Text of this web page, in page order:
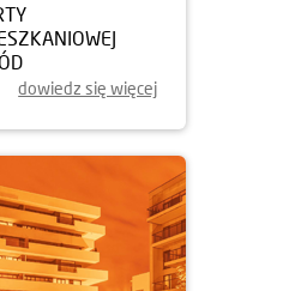
dowiedz się więcej